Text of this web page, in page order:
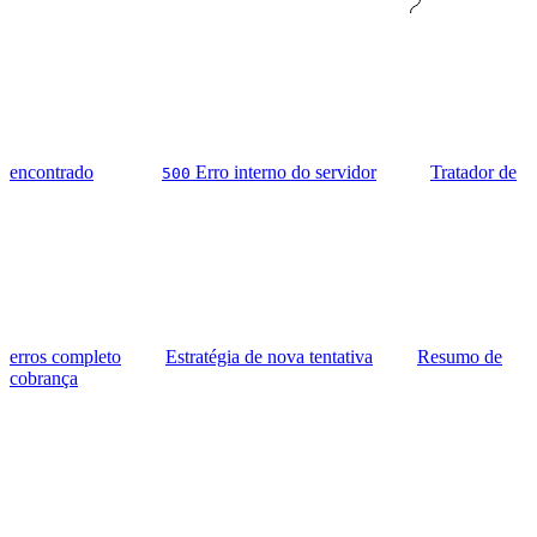
encontrado 500 Erro interno do servidor Tratador de
erros completo Estratégia de nova tentativa
Resumo de
cobrança